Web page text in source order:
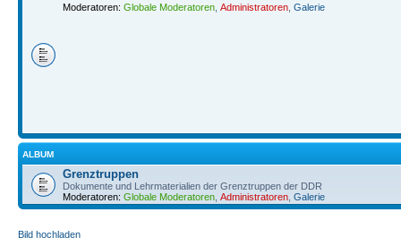
Moderatoren: Globale Moderatoren Administratoren Galerie
ALBUM
Grenztruppen
Dokumente und Lehrmaterialien der Grenztruppen der DDR
Moderatoren: Globale Moderatoren Administratoren Galerie
Bild hochladen